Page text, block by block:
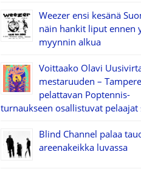
Weezer ensi kesänä
näin hankit liput ennen
myynnin alkua
Voittaako Olavi
mestaruuden –
pelattavan Poptennis-
turnaukseen osallistuvat pelaajat
Blind Channel palaa
areenakeikka luvassa